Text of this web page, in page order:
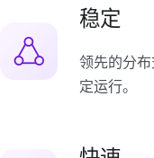
稳定
领先的分
定运行。